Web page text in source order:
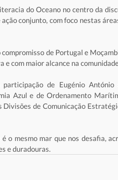
do Oceano no centro da
conjunto, com foco nestas
de Portugal e
e com maior alcance na
de Eugénio António
Azul e de Ordenamento
Divisões de Comunicação
o mesmo mar que nos desafia,
e duradouras.